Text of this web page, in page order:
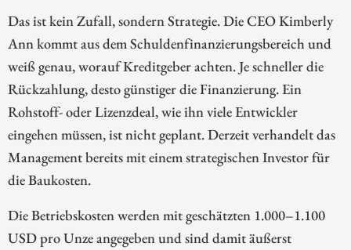
Das ist kein Zufall, sondern Strategie. Die CEO Kimberly
Ann kommt aus dem Schuldenfinanzierungsbereich und
weiß genau, worauf Kreditgeber achten. Je schneller die
Rückzahlung, desto günstiger die Finanzierung. Ein
Rohstoff- oder Lizenzdeal, wie ihn viele Entwickler
eingehen müssen, ist nicht geplant. Derzeit verhandelt das
Management bereits mit einem strategischen Investor für
die Baukosten.
Die Betriebskosten werden mit geschätzten 1.000–1.100
USD pro Unze angegeben und sind damit äußerst